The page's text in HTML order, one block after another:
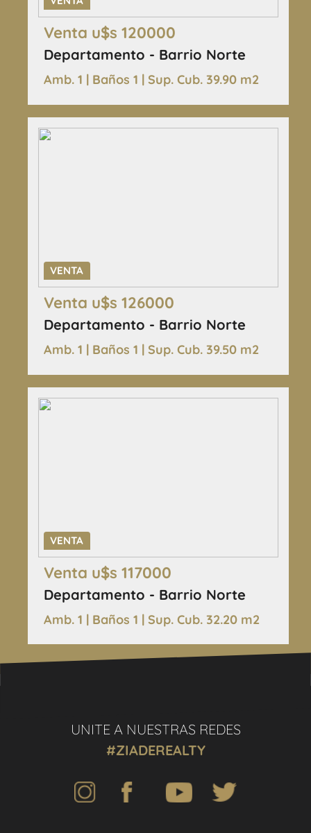
Venta u$s 120000
Departamento - Barrio Norte
Amb. 1 | Baños 1 | Sup. Cub. 39.90 m2
VENTA
Venta u$s 126000
Departamento - Barrio Norte
Amb. 1 | Baños 1 | Sup. Cub. 39.50 m2
VENTA
Venta u$s 117000
Departamento - Barrio Norte
Amb. 1 | Baños 1 | Sup. Cub. 32.20 m2
UNITE A NUESTRAS REDES
#ZIADEREALTY